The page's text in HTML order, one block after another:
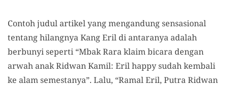
Contoh judul artikel yang mengandung sensasional
tentang hilangnya Kang Eril di antaranya adalah
berbunyi seperti “Mbak Rara klaim bicara dengan
arwah anak Ridwan Kamil: Eril happy sudah kembali
ke alam semestanya”. Lalu, “Ramal Eril, Putra Ridwan